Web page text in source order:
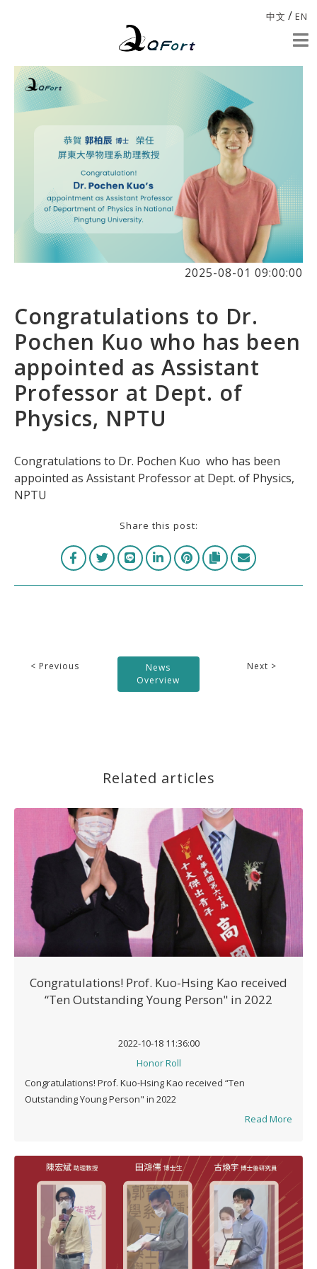
中文 / EN
2025-08-01 09:00:00
Congratulations to Dr.
Pochen Kuo who has been
appointed as Assistant
Professor at Dept. of
Physics, NPTU
Congratulations to Dr. Pochen Kuo who has been
appointed as Assistant Professor at Dept. of Physics,
NPTU
Share this post:
< Previous
News
Overview
Next >
Related articles
Congratulations! Prof. Kuo-Hsing Kao received
“Ten Outstanding Young Person" in 2022
2022-10-18 11:36:00
Honor Roll
Congratulations! Prof. Kuo-Hsing Kao received “Ten
Outstanding Young Person" in 2022
Read More